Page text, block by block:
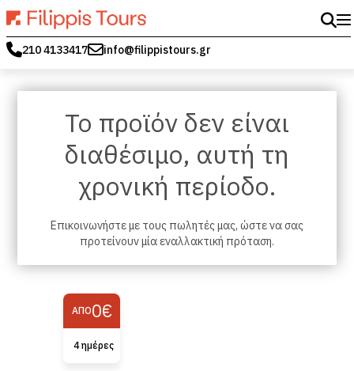
210 4133417 info@filippistours.gr
Το προϊόν δεν είναι
διαθέσιμο, αυτή τη
χρονική περίοδο.
Επικοινωνήστε με τους πωλητές μας, ώστε να σας
προτείνουν μία εναλλακτική πρόταση.
ΑΠΌ0€
4 ημέρες